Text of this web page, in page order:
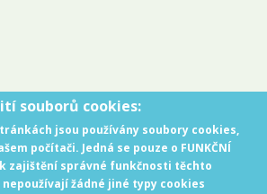
260 500
souborů cookies:
jsou používány soubory cookies,
počítači. Jedná se pouze o FUNKČNÍ
k zajištění správné funkčnosti těchto
žádné jiné typy cookies